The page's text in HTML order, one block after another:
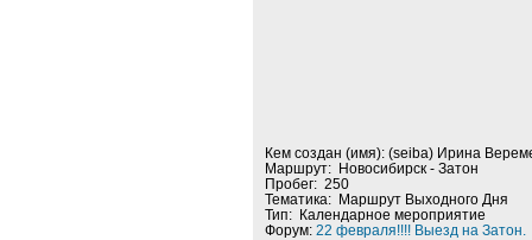
Кем создан (имя): (seiba) Ирина
Маршрут: Новосибирск - Затон
Пробег: 250
Тематика: Маршрут Выходного Дня
Тип: Календарное мероприятие
Форум:22 февраля!!!! Выезд на Затон.